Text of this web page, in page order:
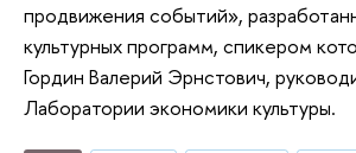
продвижения событий»,
культурных программ, спикером
Гордин Валерий Эрнстович,
Лаборатории экономики культуры.